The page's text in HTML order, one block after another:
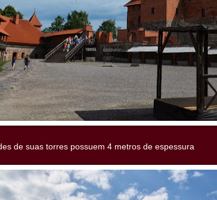
de suas torres possuem 4 metros de espessura